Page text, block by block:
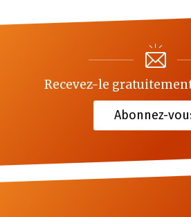
Recevez-le
Abonnez-